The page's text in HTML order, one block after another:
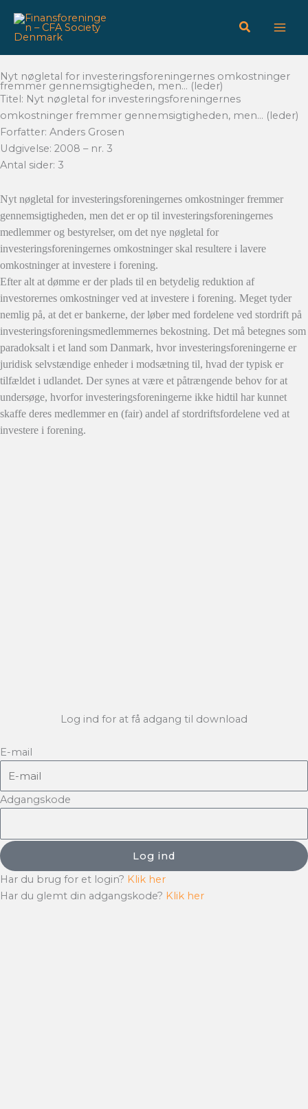
indholdet
Nyt nøgletal for investeringsforeningernes omkostninger
fremmer gennemsigtigheden, men… (leder)
Titel: Nyt nøgletal for investeringsforeningernes
omkostninger fremmer gennemsigtigheden, men… (leder)
Forfatter: Anders Grosen
Udgivelse: 2008 – nr. 3
Antal sider: 3
Nyt nøgletal for investeringsforeningernes omkostninger fremmer
gennemsigtigheden, men det er op til investeringsforeningernes
medlemmer og bestyrelser, om det nye nøgletal for
investeringsforeningernes omkostninger skal resultere i lavere
omkostninger at investere i forening.
Efter alt at dømme er der plads til en betydelig reduktion af
investorernes omkostninger ved at investere i forening. Meget tyder
nemlig på, at det er bankerne, der løber med fordelene ved stordrift på
investeringsforeningsmedlemmernes bekostning. Det må betegnes som
paradoksalt i et land som Danmark, hvor investeringsforeningerne er
juridisk selvstændige enheder i modsætning til, hvad der typisk er
tilfældet i udlandet. Der synes at være et påtrængende behov for at
undersøge, hvorfor investeringsforeningerne ikke hidtil har kunnet
skaffe deres medlemmer en (fair) andel af stordriftsfordelene ved at
investere i forening.
Log ind for at få adgang til download
E-mail
Adgangskode
Log ind
Har du brug for et login? Klik her
Har du glemt din adgangskode? Klik her